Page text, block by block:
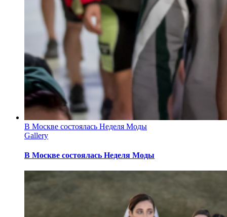
В Москве состоялась Неделя Моды
Gallery
В Москве состоялась Неделя Моды